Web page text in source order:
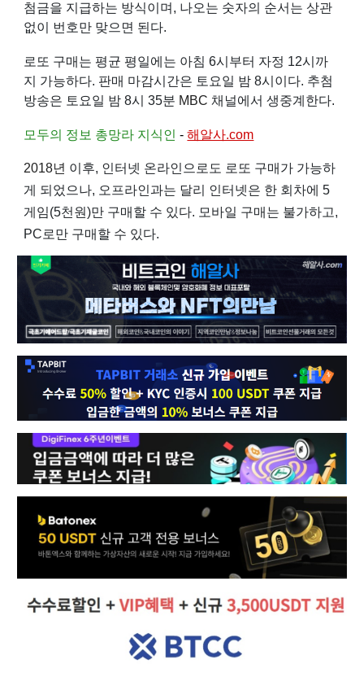
첨금을 지급하는 방식이며, 나오는 숫자의 순서는 상관
없이 번호만 맞으면 된다.
로또 구매는 평균 평일에는 아침 6시부터 자정 12시까
지 가능하다. 판매 마감시간은 토요일 밤 8시이다. 추첨
방송은 토요일 밤 8시 35분 MBC 채널에서 생중계한다.
모두의 정보 총망라 지식인 -해알사.com
2018년 이후, 인터넷 온라인으로도 로또 구매가 가능하
게 되었으나, 오프라인과는 달리 인터넷은 한 회차에 5
게임(5천원)만 구매할 수 있다. 모바일 구매는 불가하고,
PC로만 구매할 수 있다.